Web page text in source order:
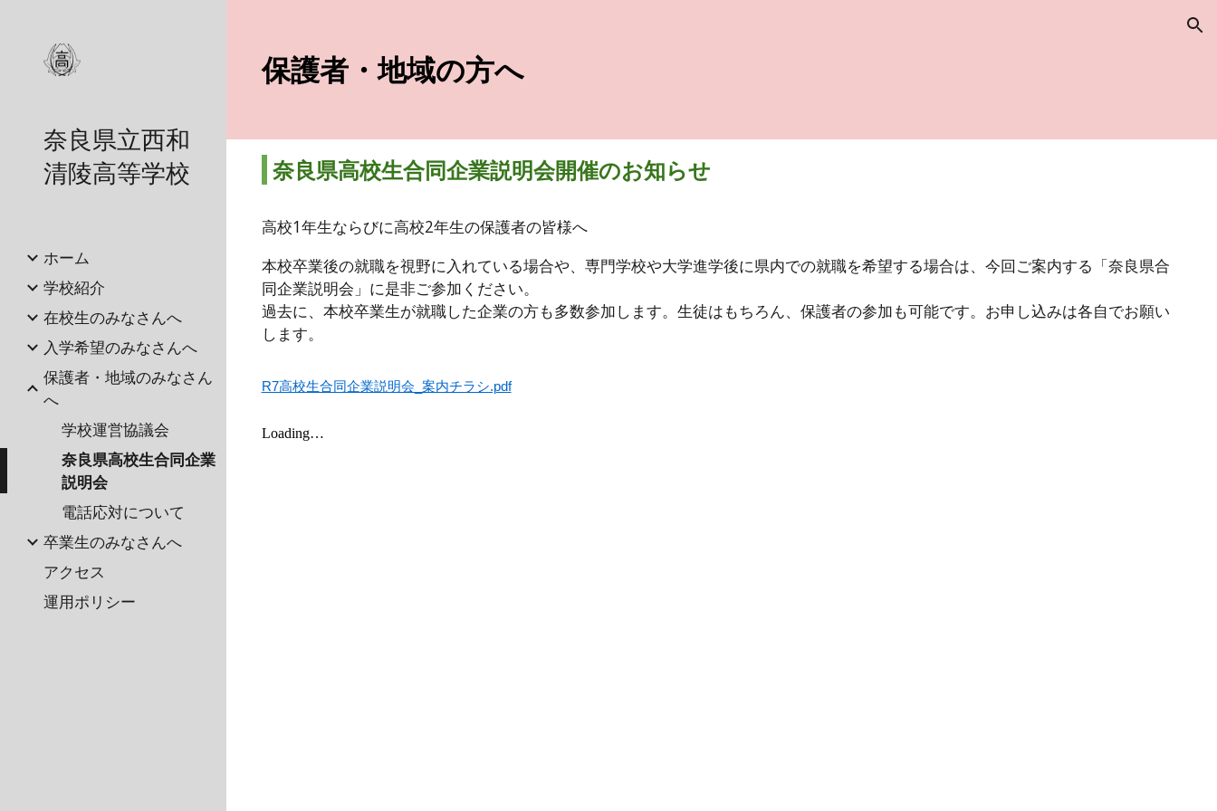
奈良県立西和
清陵高等学校
ホーム
学校紹介
在校生のみなさんへ
入学希望のみなさんへ
保護者・地域のみなさん
へ
学校運営協議会
奈良県高校生合同企業
説明会
電話応対について
卒業生のみなさんへ
アクセス
運用ポリシー
保護者・地域の方へ
奈良県高校生合同企業説明会開催のお知らせ
高校1年生ならびに高校2年生の保護者の皆様へ
本校卒業後の就職を視野に入れている場合や、専門学校や大学進学後に県内での就職を希望する場合は、今回ご案内する「奈良県合
同企業説明会」に是非ご参加ください。
過去に、本校卒業生が就職した企業の方も多数参加します。生徒はもちろん、保護者の参加も可能です。お申し込みは各自でお願い
します。
R7高校生合同企業説明会_案内チラシ.pdf